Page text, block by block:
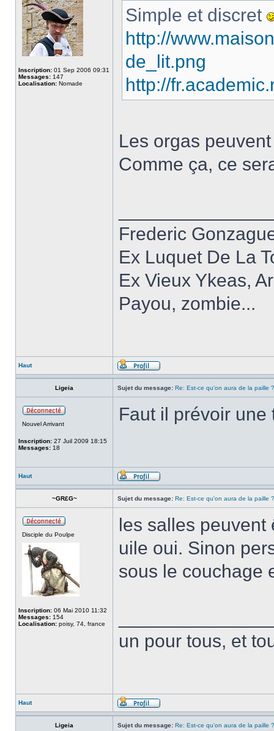
Inscription: 01 Sep 2006 09:31
Messages: 147
Localisation: Nomade
Simple et discret
http://
de_lit.png
http://
Les orgas
Comme ça, ce
Frederic
Ex Luquet De La
Ex Vieux Ykeas,
Payou, zombie...
Haut
Ligeia Sujet du message: Re: Est-ce qu'on aura de la paille ?
Nouvel Arrivant
Inscription: 27 Juil 2009 18:15
Messages: 18
Faut il prévoir
Haut
~GR£G~ Sujet du message: Re: Est-ce qu'on aura de la paille ?
Disciple du Poulpe
Inscription: 06 Mai 2010 11:32
Messages: 154
Localisation: poisy, 74, france
les salles peuvent
uile oui. Sinon
sous le couchage
un pour tous, et
Haut
Ligeia Sujet du message: Re: Est-ce qu'on aura de la paille ?